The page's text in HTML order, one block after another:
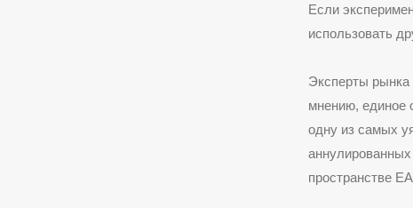
Если
использовать
Эксперты
мнению, единое
одну из самых
пространстве